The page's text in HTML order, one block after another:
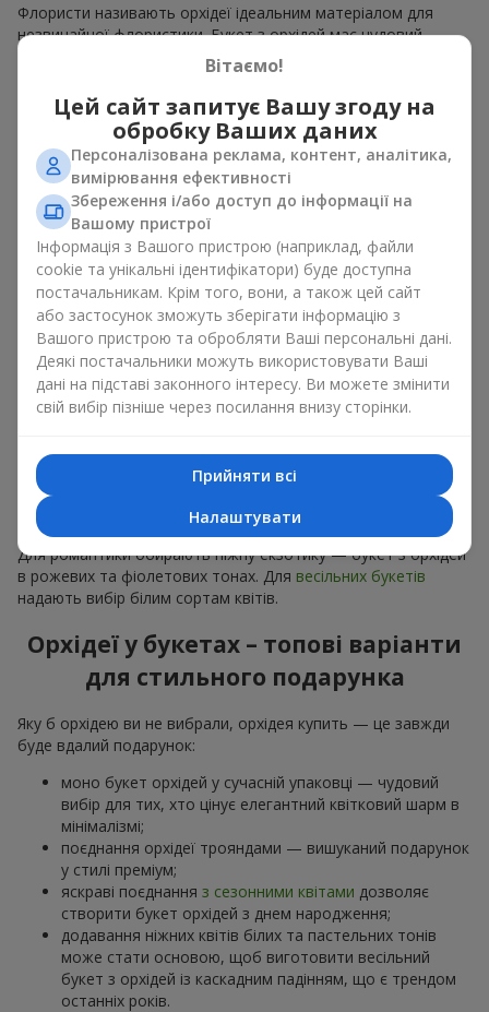
Флористи називають орхідеї ідеальним матеріалом для
незвичайної флористики. Букет з орхідей має чудовий
вигляд як моно рішення для оформлення приміщень, а
також як варіант міксу з іншими квітами, що зберігає свою
виразність у будь-якому форматі. Завдяки своїй структурі
орхідея дозволяє створювати композиції у класичному,
мінімалістичному або сучасному стилі. Букет з орхідей
виглядає ефектно як у камерних, так і в масштабних
роботах, а її розкішні суцвіття легко стають центральним
елементом композиції букет з орхідей. Залежно від
оформлення і сорту рослин різниться на орхідеї ціна.
Зважайте на це перш ніж замовити букет з орхідей.
Кому дарують орхідеї?
Букет з орхідей універсальний і може підійти будь-кому. Їх
дарують коханим жінками,мамі ,дівчині, дружині , сестрі,
подрузі,колезі абобізнес-партнеру. Сьогодні можна орхідеї
купити недорого, а тому шансів зробити бажаний
Букет з орхідей — ідеальна квіткова композиція для
особливої події: річниць,
навіть
бізнес-привітань.
Для романтики обирають ніжну екзотику — букет з орхідей
в рожевих та фіолетових тонах. Для весільних букетів
надають вибір білим сортам квітів.
Орхідеї у букетах – топові варіанти
для стильного подарунка
Яку б орхідею ви не вибрали, орхідея купить — це завжди
буде вдалий подарунок:
моно букет орхідей у сучасній упаковці — чудовий
вибір для тих, хто цінує елегантний квітковий шарм в
мінімалізмі;
поєднання орхідеї трояндами — вишуканий подарунок
у стилі преміум;
яскраві поєднання з сезонними квітами дозволяє
створити букет орхідей з днем народження;
додавання ніжних квітів білих та пастельних тонів
може стати основою, щоб виготовити весільний
букет з орхідей із каскадним падінням, що є трендом
останніх років.
Вітаємо!
Цей сайт запитує Вашу згоду на
обробку Ваших даних
Персоналізована реклама, контент, аналітика,
вимірювання ефективності
Збереження і/або доступ до інформації на
Вашому пристрої
Інформація з Вашого пристрою (наприклад, файли
cookie та унікальні ідентифікатори) буде доступна
постачальникам. Крім того, вони, а також цей сайт
або застосунок зможуть зберігати інформацію з
Вашого пристрою та обробляти Ваші персональні дані.
Деякі постачальники можуть використовувати Ваші
дані на підставі законного інтересу. Ви можете змінити
свій вибір пізніше через посилання внизу сторінки.
Прийняти всі
Налаштувати